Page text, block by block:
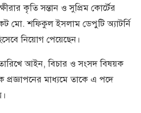
কৃতি সন্তান ও সুপ্রিম কোর্টের
মো. শফিকুল ইসলাম ডেপুটি অ্যাটর্নি
নিয়োগ পেয়েছেন।
আইন, বিচার ও সংসদ বিষয়ক
প্রজ্ঞাপনের মাধ্যমে তাকে এ পদে